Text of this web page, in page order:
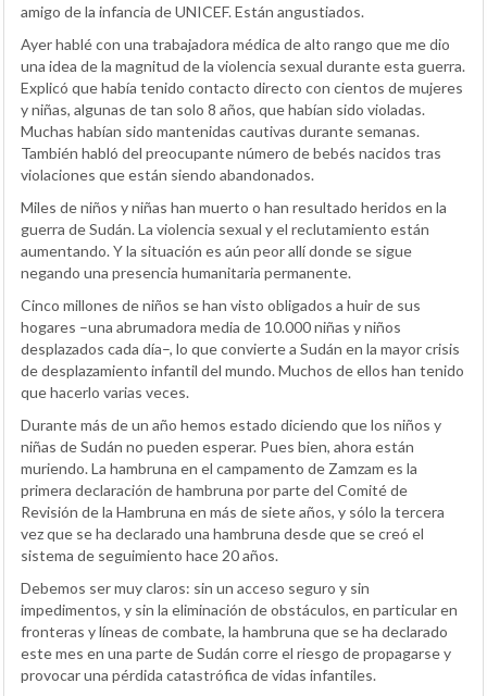
amigo de la infancia de UNICEF. Están angustiados.
Ayer hablé con una trabajadora médica de alto rango que me dio
una idea de la magnitud de la violencia sexual durante esta guerra.
Explicó que había tenido contacto directo con cientos de mujeres
y niñas, algunas de tan solo 8 años, que habían sido violadas.
Muchas habían sido mantenidas cautivas durante semanas.
También habló del preocupante número de bebés nacidos tras
violaciones que están siendo abandonados.
Miles de niños y niñas han muerto o han resultado heridos en la
guerra de Sudán. La violencia sexual y el reclutamiento están
aumentando. Y la situación es aún peor allí donde se sigue
negando una presencia humanitaria permanente.
Cinco millones de niños se han visto obligados a huir de sus
hogares –una abrumadora media de 10.000 niñas y niños
desplazados cada día–, lo que convierte a Sudán en la mayor crisis
de desplazamiento infantil del mundo. Muchos de ellos han tenido
que hacerlo varias veces.
Durante más de un año hemos estado diciendo que los niños y
niñas de Sudán no pueden esperar. Pues bien, ahora están
muriendo. La hambruna en el campamento de Zamzam es la
primera declaración de hambruna por parte del Comité de
Revisión de la Hambruna en más de siete años, y sólo la tercera
vez que se ha declarado una hambruna desde que se creó el
sistema de seguimiento hace 20 años.
Debemos ser muy claros: sin un acceso seguro y sin
impedimentos, y sin la eliminación de obstáculos, en particular en
fronteras y líneas de combate, la hambruna que se ha declarado
este mes en una parte de Sudán corre el riesgo de propagarse y
provocar una pérdida catastrófica de vidas infantiles.